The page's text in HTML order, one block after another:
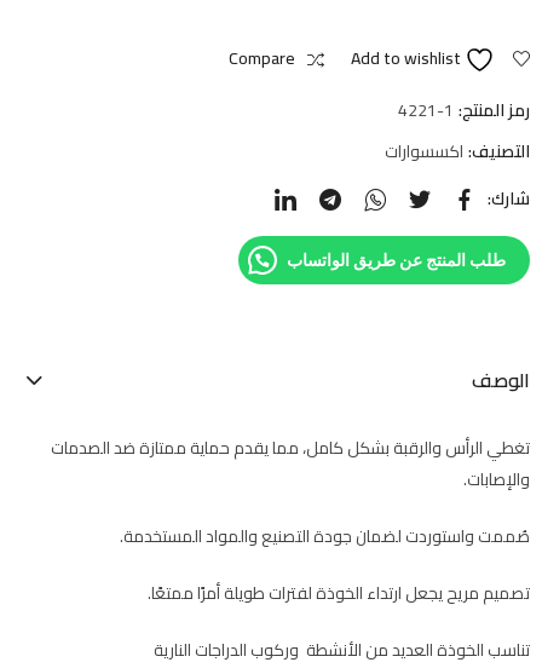
Add to wishlist
Compare
رمز المنتج: 4221-1
التصنيف:اكسسوارات
شارك:
طلب المنتج عن طريق الواتساب
الوصف
تغطي الرأس والرقبة بشكل كامل، مما يقدم حماية ممتازة ضد الصدمات
والإصابات.
صُممت واستوردت لضمان جودة التصنيع والمواد المستخدمة.
تصميم مريح يجعل ارتداء الخوذة لفترات طويلة أمرًا ممتعًا.
تناسب الخوذة العديد من الأنشطة وركوب الدراجات النارية